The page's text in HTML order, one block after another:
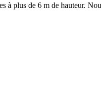
à plus de 6 m de hauteur.